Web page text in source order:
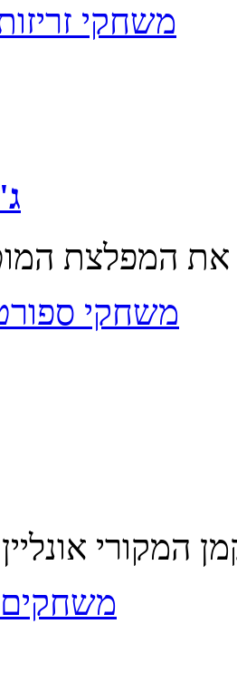
משחקי
משחקי
משחקים